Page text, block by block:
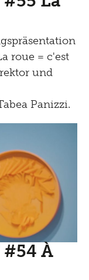
roue = c'est
und
Panizzi.
#54 À